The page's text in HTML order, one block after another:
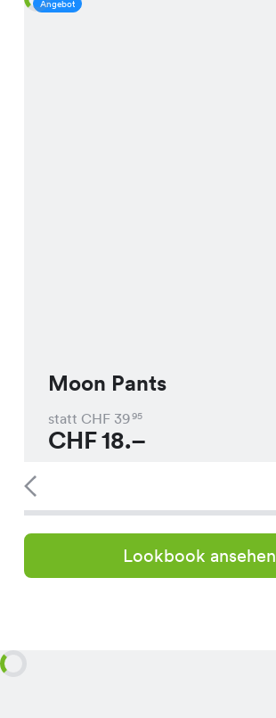
Angebot
Moon Pants
statt CHF 3995
CHF18.–
Lookbook ansehen